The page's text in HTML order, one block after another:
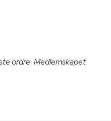
ordre. Medlemskapet